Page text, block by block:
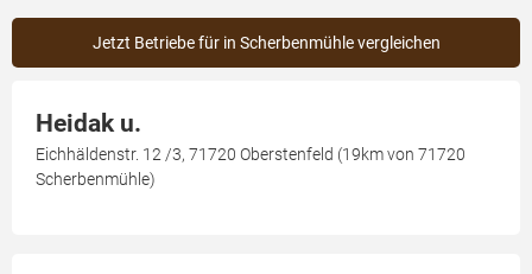
Jetzt Betriebe für in Scherbenmühle vergleichen
Heidak u.
Eichhäldenstr. 12 /3, 71720 Oberstenfeld (19km von 71720
Scherbenmühle)